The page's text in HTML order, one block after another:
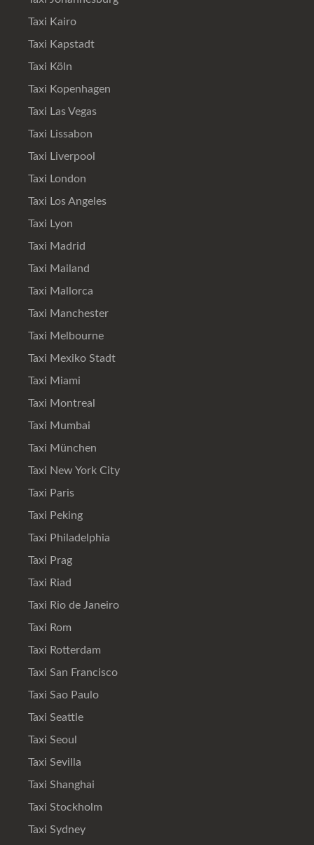
Taxi Kairo
Taxi Kapstadt
Taxi Köln
Taxi Kopenhagen
Taxi Las Vegas
Taxi Lissabon
Taxi Liverpool
Taxi London
Taxi Los Angeles
Taxi Lyon
Taxi Madrid
Taxi Mailand
Taxi Mallorca
Taxi Manchester
Taxi Melbourne
Taxi Mexiko Stadt
Taxi Miami
Taxi Montreal
Taxi Mumbai
Taxi München
Taxi New York City
Taxi Paris
Taxi Peking
Taxi Philadelphia
Taxi Prag
Taxi Riad
Taxi Rio de Janeiro
Taxi Rom
Taxi Rotterdam
Taxi San Francisco
Taxi Sao Paulo
Taxi Seattle
Taxi Seoul
Taxi Sevilla
Taxi Shanghai
Taxi Stockholm
Taxi Sydney